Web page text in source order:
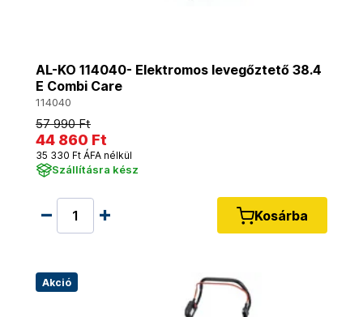
AL-KO 114040- Elektromos levegőztető 38.4
E Combi Care
114040
57 990 Ft
44 860 Ft
35 330 Ft ÁFA nélkül
Szállításra kész
Kosárba
Akció